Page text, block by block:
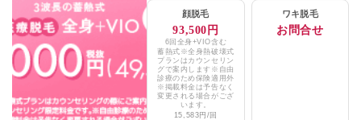
湘南美容クリニック小倉院 ★4.6 / 5（1,128件）
TCB東京中央美容外科小倉院
九州メンズ医療脱毛クリニック折尾院
ケーズ皮膚科美容皮膚科小倉魚町院
顔脱毛
93,500円
6回全身+VIO含む
蓄熱式※全身熱破壊式
プランはカウンセリン
グで案内します※自由
診療のため保険適用外
※掲載料金は予告なく
変更される場合がござ
います。
15,583円/回
ワキ脱毛
お問合せ